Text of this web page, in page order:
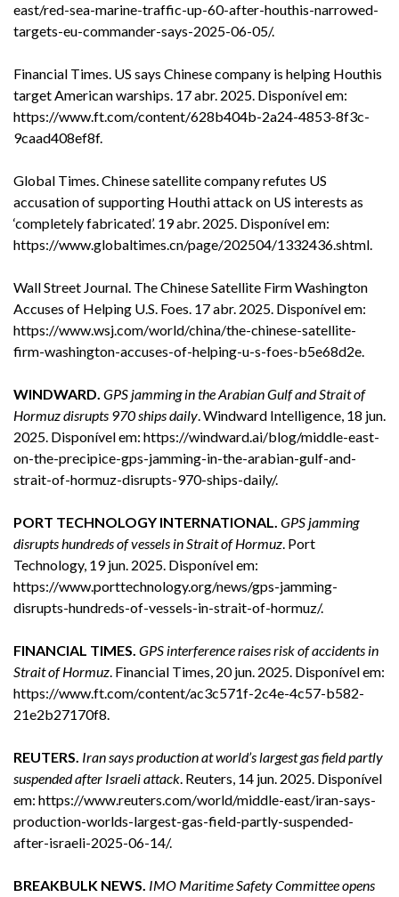
east/red-sea-marine-traffic-up-60-after-houthis-narrowed-
targets-eu-commander-says-2025-06-05/.
Financial Times. US says Chinese company is helping Houthis
target American warships. 17 abr. 2025. Disponível em:
https://www.ft.com/content/628b404b-2a24-4853-8f3c-
9caad408ef8f.
Global Times. Chinese satellite company refutes US
accusation of supporting Houthi attack on US interests as
‘completely fabricated’. 19 abr. 2025. Disponível em:
https://www.globaltimes.cn/page/202504/1332436.shtml.
Wall Street Journal. The Chinese Satellite Firm Washington
Accuses of Helping U.S. Foes. 17 abr. 2025. Disponível em:
https://www.wsj.com/world/china/the-chinese-satellite-
firm-washington-accuses-of-helping-u-s-foes-b5e68d2e.
WINDWARD. GPS jamming in the Arabian Gulf and Strait of
Hormuz disrupts 970 ships daily. Windward Intelligence, 18 jun.
2025. Disponível em: https://windward.ai/blog/middle-east-
on-the-precipice-gps-jamming-in-the-arabian-gulf-and-
strait-of-hormuz-disrupts-970-ships-daily/.
PORT TECHNOLOGY INTERNATIONAL. GPS jamming
disrupts hundreds of vessels in Strait of Hormuz. Port
Technology, 19 jun. 2025. Disponível em:
https://www.porttechnology.org/news/gps-jamming-
disrupts-hundreds-of-vessels-in-strait-of-hormuz/.
FINANCIAL TIMES. GPS interference raises risk of accidents in
Strait of Hormuz. Financial Times, 20 jun. 2025. Disponível em:
https://www.ft.com/content/ac3c571f-2c4e-4c57-b582-
21e2b27170f8.
REUTERS. Iran says production at world’s largest gas field partly
suspended after Israeli attack. Reuters, 14 jun. 2025. Disponível
em: https://www.reuters.com/world/middle-east/iran-says-
production-worlds-largest-gas-field-partly-suspended-
after-israeli-2025-06-14/.
BREAKBULK NEWS. IMO Maritime Safety Committee opens